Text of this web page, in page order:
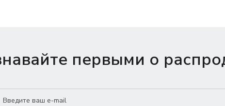
первыми о